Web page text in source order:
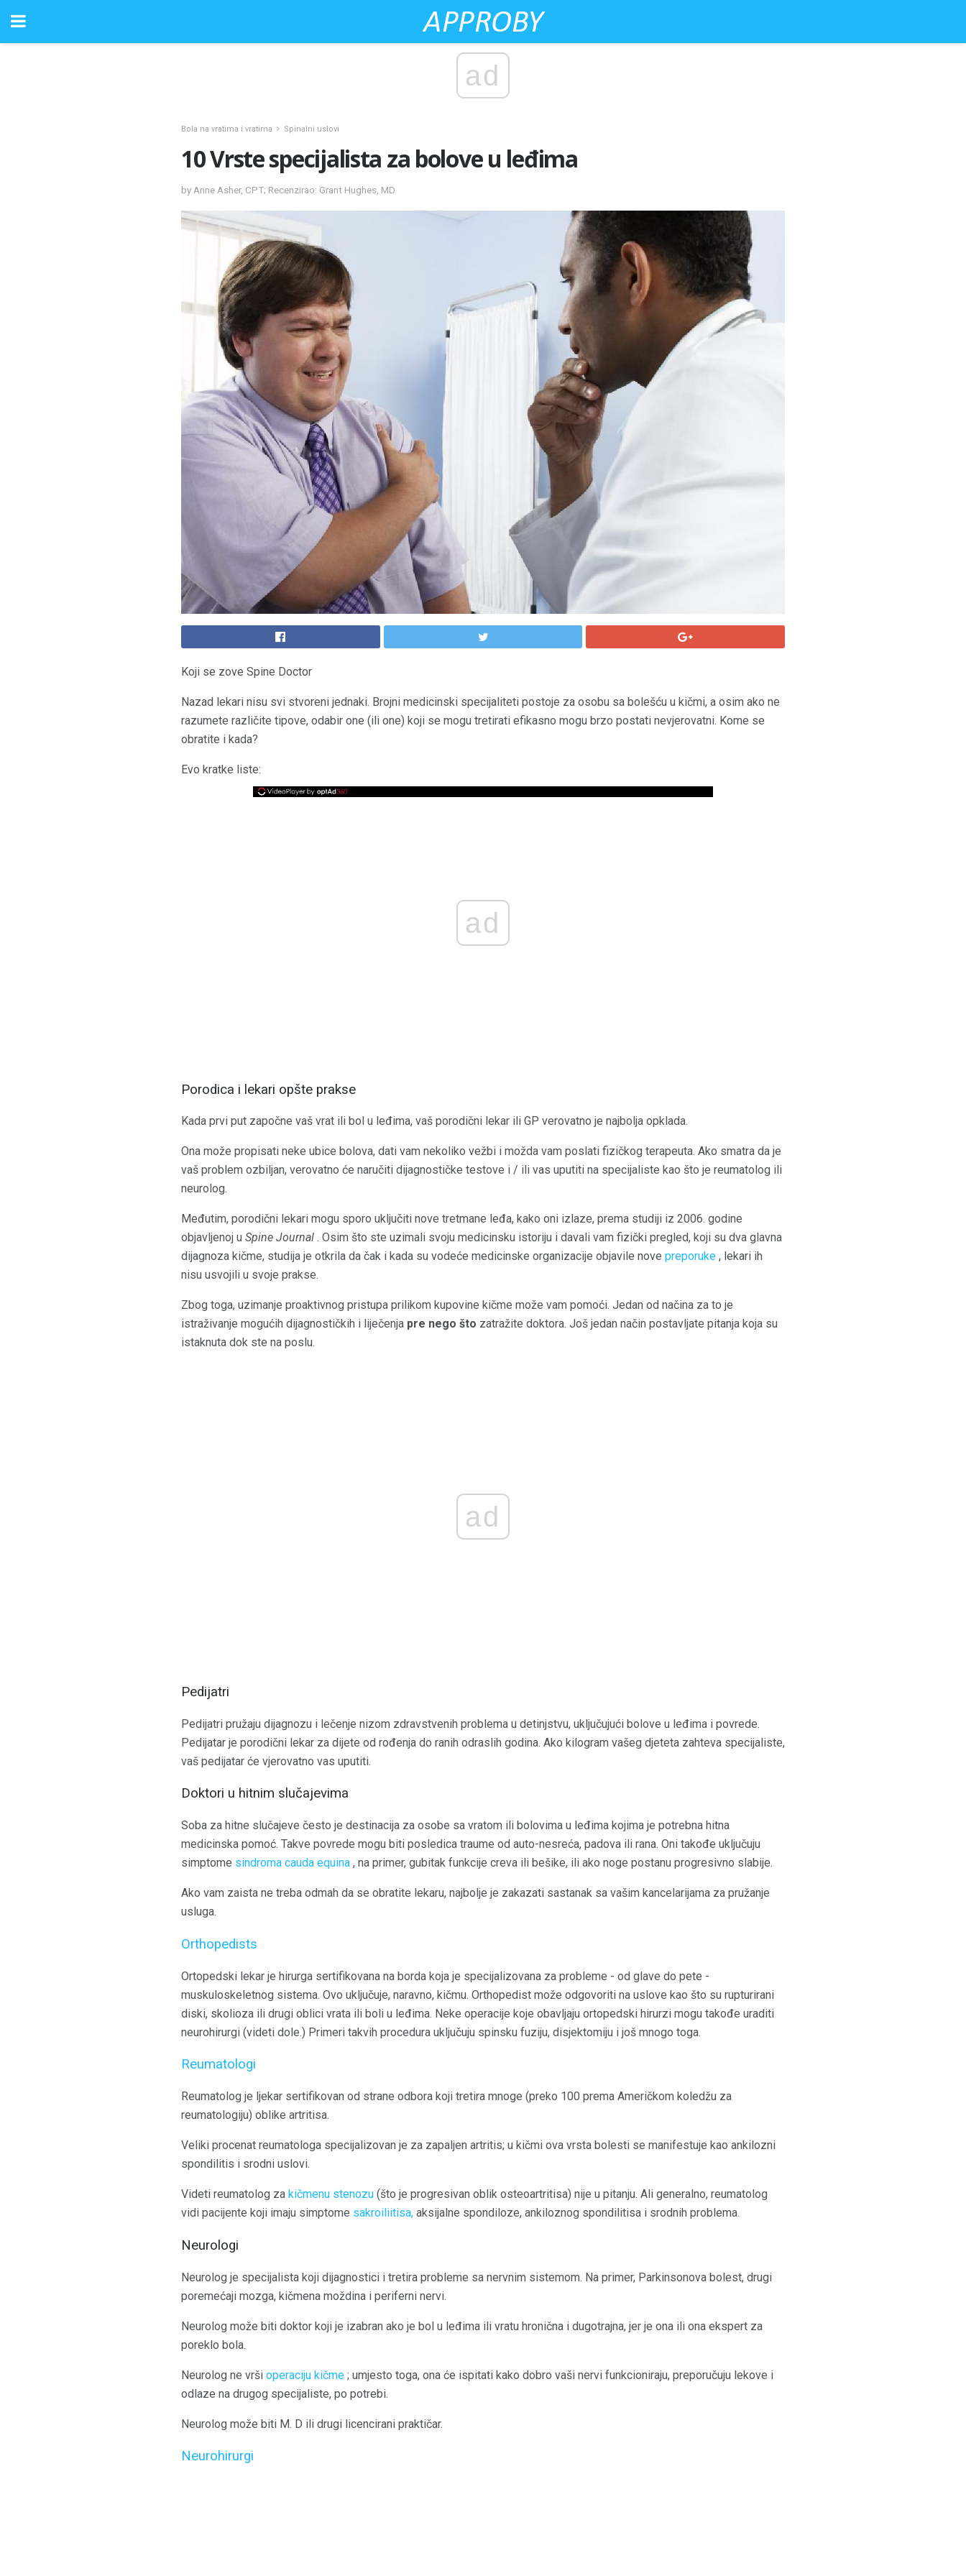
ad
Bola na vratima i vratima Spinalni uslovi
10 Vrste specijalista za bolove u leđima
by Anne Asher, CPT; Recenzirao: Grant Hughes, MD
Koji se zove Spine Doctor
Nazad lekari nisu svi stvoreni jednaki. Brojni medicinski specijaliteti postoje za osobu sa bolešću u kičmi, a osim ako ne
razumete različite tipove, odabir one (ili one) koji se mogu tretirati efikasno mogu brzo postati nevjerovatni. Kome se
obratite i kada?
Evo kratke liste:
ad
Porodica i lekari opšte prakse
Kada prvi put započne vaš vrat ili bol u leđima, vaš porodični lekar ili GP verovatno je najbolja opklada.
Ona može propisati neke ubice bolova, dati vam nekoliko vežbi i možda vam poslati fizičkog terapeuta. Ako smatra da je
vaš problem ozbiljan, verovatno će naručiti dijagnostičke testove i / ili vas uputiti na specijaliste kao što je reumatolog ili
neurolog.
Međutim, porodični lekari mogu sporo uključiti nove tretmane leđa, kako oni izlaze, prema studiji iz 2006. godine
objavljenoj u Spine Journal . Osim što ste uzimali svoju medicinsku istoriju i davali vam fizički pregled, koji su dva glavna
dijagnoza kičme, studija je otkrila da čak i kada su vodeće medicinske organizacije objavile nove preporuke , lekari ih
nisu usvojili u svoje prakse.
Zbog toga, uzimanje proaktivnog pristupa prilikom kupovine kičme može vam pomoći. Jedan od načina za to je
istraživanje mogućih dijagnostičkih i liječenja pre nego što zatražite doktora. Još jedan način postavljate pitanja koja su
istaknuta dok ste na poslu.
ad
Pedijatri
Pedijatri pružaju dijagnozu i lečenje nizom zdravstvenih problema u detinjstvu, uključujući bolove u leđima i povrede.
Pedijatar je porodični lekar za dijete od rođenja do ranih odraslih godina. Ako kilogram vašeg djeteta zahteva specijaliste,
vaš pedijatar će vjerovatno vas uputiti.
Doktori u hitnim slučajevima
Soba za hitne slučajeve često je destinacija za osobe sa vratom ili bolovima u leđima kojima je potrebna hitna
medicinska pomoć. Takve povrede mogu biti posledica traume od auto-nesreća, padova ili rana. Oni takođe uključuju
simptome sindroma cauda equina , na primer, gubitak funkcije creva ili bešike, ili ako noge postanu progresivno slabije.
Ako vam zaista ne treba odmah da se obratite lekaru, najbolje je zakazati sastanak sa vašim kancelarijama za pružanje
usluga.
Orthopedists
Ortopedski lekar je hirurga sertifikovana na borda koja je specijalizovana za probleme - od glave do pete -
muskuloskeletnog sistema. Ovo uključuje, naravno, kičmu. Orthopedist može odgovoriti na uslove kao što su rupturirani
diski, skolioza ili drugi oblici vrata ili boli u leđima. Neke operacije koje obavljaju ortopedski hirurzi mogu takođe uraditi
neurohirurgi (videti dole.) Primeri takvih procedura uključuju spinsku fuziju, disjektomiju i još mnogo toga.
Reumatologi
Reumatolog je ljekar sertifikovan od strane odbora koji tretira mnoge (preko 100 prema Američkom koledžu za
reumatologiju) oblike artritisa.
Veliki procenat reumatologa specijalizovan je za zapaljen artritis; u kičmi ova vrsta bolesti se manifestuje kao ankilozni
spondilitis i srodni uslovi.
Videti reumatolog za kičmenu stenozu (što je progresivan oblik osteoartritisa) nije u pitanju. Ali generalno, reumatolog
vidi pacijente koji imaju simptome sakroiliitisa, aksijalne spondiloze, ankiloznog spondilitisa i srodnih problema.
Neurologi
Neurolog je specijalista koji dijagnostici i tretira probleme sa nervnim sistemom. Na primer, Parkinsonova bolest, drugi
poremećaji mozga, kičmena moždina i periferni nervi.
Neurolog može biti doktor koji je izabran ako je bol u leđima ili vratu hronična i dugotrajna, jer je ona ili ona ekspert za
poreklo bola.
Neurolog ne vrši operaciju kičme ; umjesto toga, ona će ispitati kako dobro vaši nervi funkcioniraju, preporučuju lekove i
odlaze na drugog specijaliste, po potrebi.
Neurolog može biti M. D ili drugi licencirani praktičar.
Neurohirurgi